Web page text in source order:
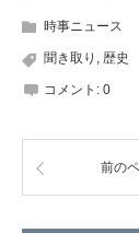
時事ニュース
聞き取り , 歴史
コメント: 0
前の